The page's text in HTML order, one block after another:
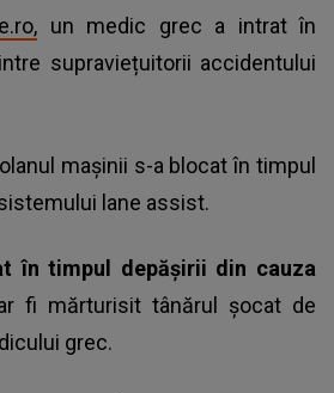
un medic grec a intrat în
supraviețuitorii accidentului
mașinii s-a blocat în timpul
lane assist.
în timpul depășirii din cauza
fi mărturisit tânărul șocat de
grec.